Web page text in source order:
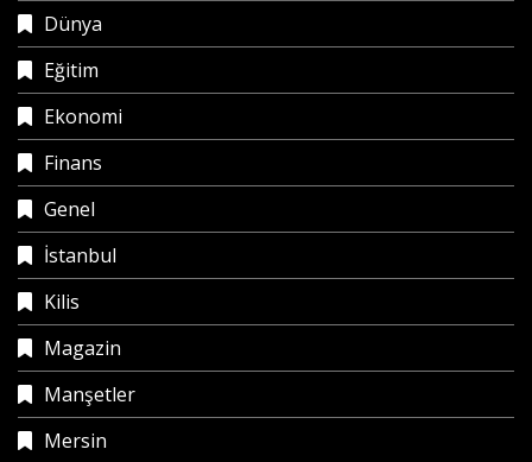
Dünya
Eğitim
Ekonomi
Finans
Genel
İstanbul
Kilis
Magazin
Manşetler
Mersin